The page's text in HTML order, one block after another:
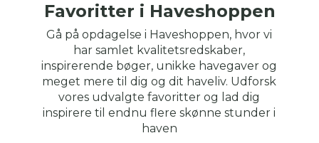
landbohaver, kan dyrke og høste sine egne friske
Dyrk grøntsager åretrundt er et overflødighedshorn af
viden og personlige beretninger formidlet med en
detaljeringsgrad, der tydeligt reflekterer Yen Frydensberg
Egebaks store erfaring med økologisk havebrug.
Bogen er en køkkenhavealmanak, der indeholder praktiske
guides og konkrete tips til, hvordan man nemt, og med
Favoritter i Haveshoppen
Gå på opdagelse i Haveshoppen, hvor vi
har samlet kvalitetsredskaber,
inspirerende bøger, unikke havegaver og
meget mere til dig og dit haveliv. Udforsk
vores udvalgte favoritter og lad dig
inspirere til endnu flere skønne stunder i
haven